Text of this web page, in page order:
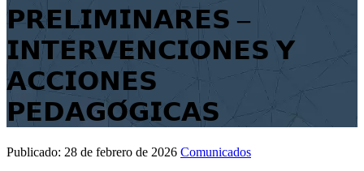
𝗣𝗥𝗘𝗟𝗜𝗠𝗜𝗡𝗔𝗥𝗘𝗦 –
𝗜𝗡𝗧𝗘𝗥𝗩𝗘𝗡𝗖𝗜𝗢𝗡𝗘𝗦 𝗬
𝗔𝗖𝗖𝗜𝗢𝗡𝗘𝗦
𝗣𝗘𝗗𝗔𝗚𝗢́𝗚𝗜𝗖𝗔𝗦
Publicado: 28 de febrero de 2026 Comunicados